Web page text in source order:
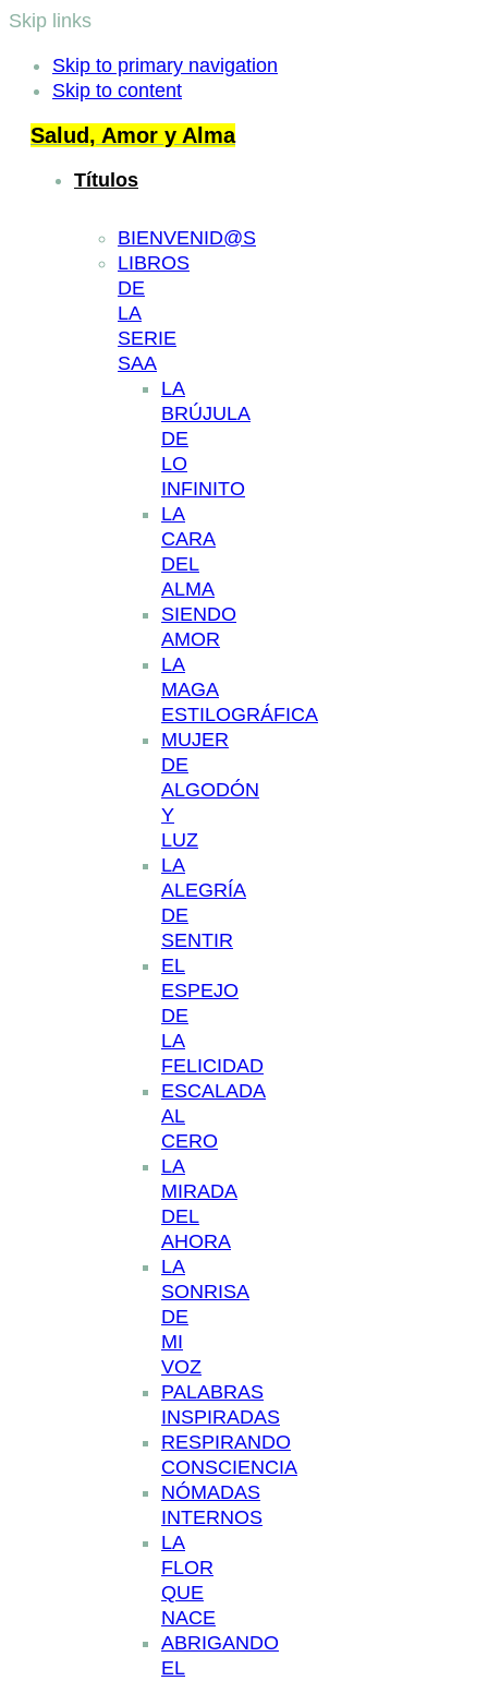
Skip links
Skip to primary navigation
Skip to content
Salud, Amor y Alma
Títulos
BIENVENID@S
LIBROS
DE
LA
SERIE
SAA
LA
BRÚJULA
DE
LO
INFINITO
LA
CARA
DEL
ALMA
SIENDO
AMOR
LA
MAGA
ESTILOGRÁFICA
MUJER
DE
ALGODÓN
Y
LUZ
LA
ALEGRÍA
DE
SENTIR
EL
ESPEJO
DE
LA
FELICIDAD
ESCALADA
AL
CERO
LA
MIRADA
DEL
AHORA
LA
SONRISA
DE
MI
VOZ
PALABRAS
INSPIRADAS
RESPIRANDO
CONSCIENCIA
NÓMADAS
INTERNOS
LA
FLOR
QUE
NACE
ABRIGANDO
EL